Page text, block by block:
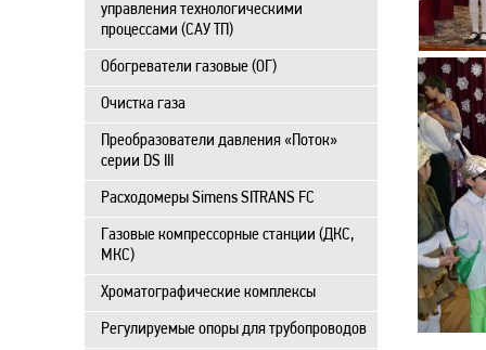
управления технологическими
процессами (САУ ТП)
Обогреватели газовые (ОГ)
Очистка газа
Преобразователи давления «Поток»
серии DS III
Расходомеры Simens SITRANS FC
Газовые компрессорные станции (ДКС,
МКС)
Хроматографические комплексы
Регулируемые опоры для трубопроводов